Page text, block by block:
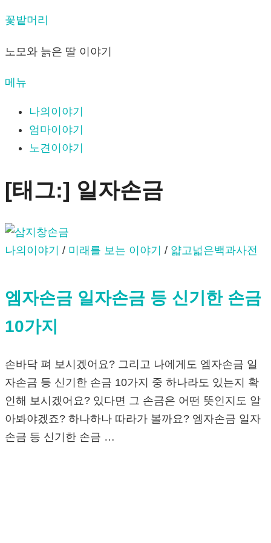
내
으
꽃밭머리
노모와 늙은 딸 이야기
메뉴
나의이야기
엄마이야기
노견이야기
[태그:] 일자손금
나의이야기 / 미래를 보는 이야기 / 얇고넓은백과사전
엠자손금 일자손금 등 신기한 손금
10가지
손바닥 펴 보시겠어요? 그리고 나에게도 엠자손금 일
자손금 등 신기한 손금 10가지 중 하나라도 있는지 확
인해 보시겠어요? 있다면 그 손금은 어떤 뜻인지도 알
아봐야겠죠? 하나하나 따라가 볼까요? 엠자손금 일자
손금 등 신기한 손금 …